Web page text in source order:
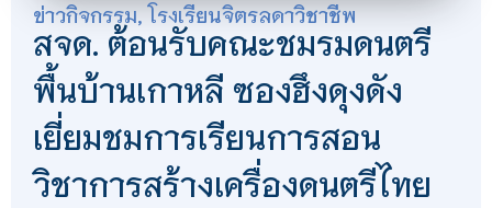
ข่าวกิจกรรม,โรงเรียนจิตรลดาวิชาชีพ
สจด. ต้อนรับคณะชมรมดนตรี
พื้นบ้านเกาหลี ซองฮึงดุงดัง
เยี่ยมชมการเรียนการสอน
วิชาการสร้างเครื่องดนตรีไทย